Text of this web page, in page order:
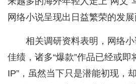
网络小说呈现出日益繁荣的发展
相关调研资料表明，网络
佳绩，诸多“爆款”作品已经或即
IP”，虽然当下只是潜能初现，